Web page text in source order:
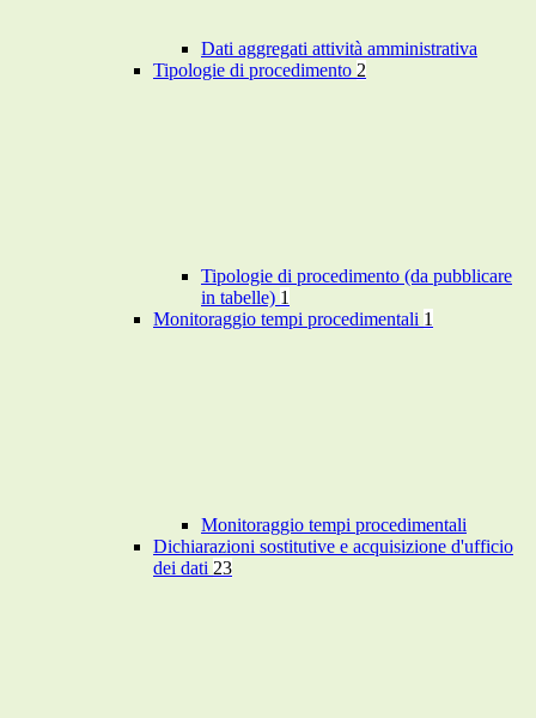
Dati aggregati attività amministrativa
Tipologie di procedimento 2
Tipologie di procedimento (da pubblicare
in tabelle) 1
Monitoraggio tempi procedimentali 1
Monitoraggio tempi procedimentali
Dichiarazioni sostitutive e acquisizione d'ufficio
dei dati 23